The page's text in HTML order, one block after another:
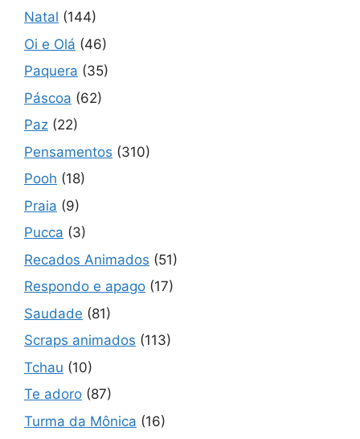
Natal (144)
Oi e Olá (46)
Paquera (35)
Páscoa (62)
Paz (22)
Pensamentos (310)
Pooh (18)
Praia (9)
Pucca (3)
Recados Animados (51)
Respondo e apago (17)
Saudade (81)
Scraps animados (113)
Tchau (10)
Te adoro (87)
Turma da Mônica (16)